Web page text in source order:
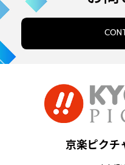
京楽ピクチ